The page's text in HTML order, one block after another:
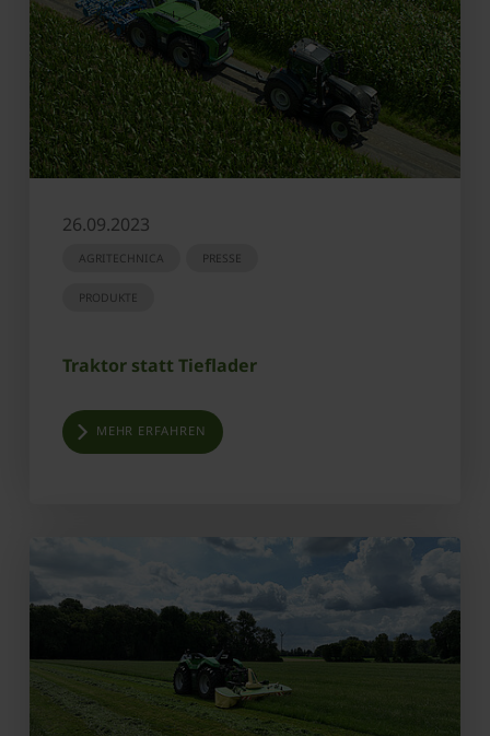
26.09.2023
AGRITECHNICA PRESSE
PRODUKTE
Traktor statt Tieflader
MEHR ERFAHREN